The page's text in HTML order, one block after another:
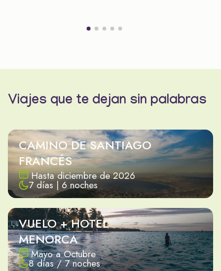
Viajes que te dejan sin palabras
CAMINO DE SANTIAGO
FRANCÉS
Hasta diciembre de 2026
7 días | 6 noches
VUELO + HOTEL
MENORCA
Mayo a Octubre
8 días / 7 noches